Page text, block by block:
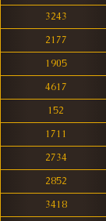
3243
2177
1905
4617
152
1711
2734
2852
3418